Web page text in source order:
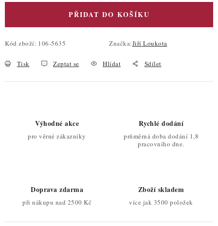
PŘIDAT DO KOŠÍKU
Kód zboží: 106-5635 Značka:Jiří Loukota
Tisk Zeptat se Hlídat Sdílet
Výhodné akce
pro věrné zákazníky
Rychlé dodání
průměrná doba dodání 1,8
pracovního dne.
Doprava zdarma
při nákupu nad 2500 Kč
Zboží skladem
více jak 3500 položek